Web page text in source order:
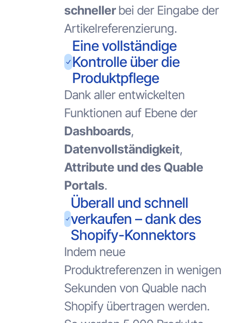
schneller bei der Eingabe der
Artikelreferenzierung.
Eine vollständige
Kontrolle über die
Produktpflege
Dank aller entwickelten
Funktionen auf Ebene der
Dashboards,
Datenvollständigkeit,
Attribute und des Quable
Portals.
Überall und schnell
verkaufen – dank des
Shopify-Konnektors
Indem neue
Produktreferenzen in wenigen
Sekunden von Quable nach
Shopify übertragen werden.